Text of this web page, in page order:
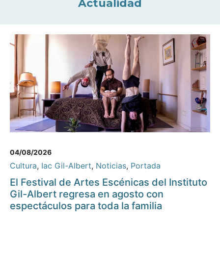
Actualidad
04/08/2026
Cultura, Iac Gil-Albert, Noticias, Portada
El Festival de Artes Escénicas del Instituto
Gil-Albert regresa en agosto con
espectáculos para toda la familia